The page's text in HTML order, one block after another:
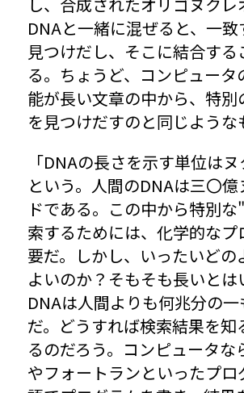
DNAと一緒に混ぜると、一致
見つけだし、そこに結合する
る。ちょうど、コンピュータ
能が長い文章の中から、特別
を見つけだすのと同じような
「DNAの長さを示す単位は
という。人間のDNAは三〇
ドである。この中から特別
索するためには、化学的なプ
要だ。しかし、いったいどの
よいのか？そもそも長いとは
DNAは人間よりも何兆分の
だ。どうすれば検索結果を知
るのだろう。コンピュータな
やフォートランといったプロ